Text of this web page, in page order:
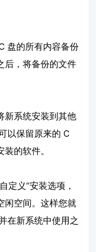
盘的所有内容备份
后，将备份的文件
新系统安装到其他
以保留原来的 C
的软件。
定义”安装选项，
闲空间。这样您就
在新系统中使用之